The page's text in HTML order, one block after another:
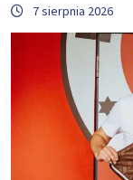
7 sierpnia 2026